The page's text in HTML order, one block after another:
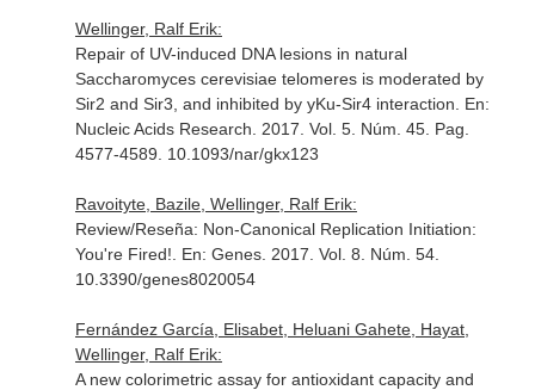
Wellinger, Ralf Erik:
Repair of UV-induced DNA lesions in natural
Saccharomyces cerevisiae telomeres is moderated by
Sir2 and Sir3, and inhibited by yKu-Sir4 interaction. En:
Nucleic Acids Research . 2017. Vol. 5. Núm. 45. Pag.
4577-4589. 10.1093/nar/gkx123
Ravoityte, Bazile, Wellinger, Ralf Erik:
Review/Reseña: Non-Canonical Replication Initiation:
You're Fired!. En: Genes. 2017. Vol. 8. Núm. 54.
10.3390/genes8020054
Fernández García, Elisabet, Heluani Gahete, Hayat,
Wellinger, Ralf Erik:
A new colorimetric assay for antioxidant capacity and